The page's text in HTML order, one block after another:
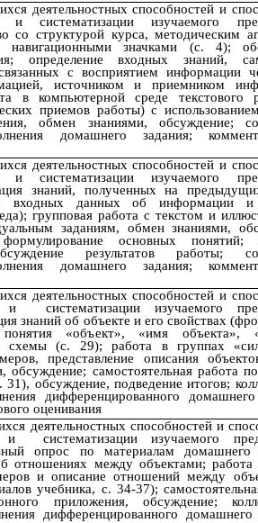
деятельностных способностей и
и систематизации изучаемого
со структурой курса, методическим
навигационными значками (с. 4);
определение входных знаний,
с восприятием информации
источником и приемником
в компьютерной среде текстового
приемов работы) с
обмен знаниями, обсуждение;
домашнего задания;
деятельностных способностей и
и систематизации изучаемого
знаний, полученных на
входных данных об информации и
групповая работа с текстом и
заданиям, обмен знаниями,
основных понятий;
результатов работы;
домашнего задания;
деятельностных способностей и
и систематизации изучаемого
знаний об объекте и его свойствах
«объект», «имя объекта»,
схемы (с. 29); работа в группах
представление описания
обсуждение; самостоятельная работа
обсуждение, подведение итогов;
дифференцированного домашнего
оценивания
деятельностных способностей и
и систематизации изучаемого
опрос по материалам домашнего
отношениях между объектами;
и описание отношений между
учебника, с. 34-37);
приложения, обсуждение;
дифференцированного домашнего